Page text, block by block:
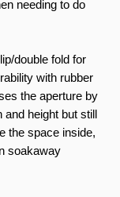
needing to do
double fold for
with rubber
the aperture by
and height but still
the space inside,
soakaway